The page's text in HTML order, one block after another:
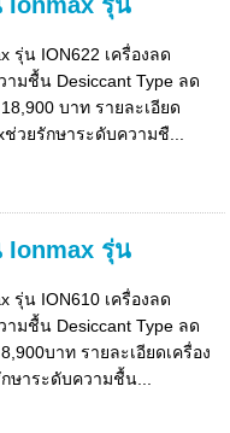
รุ่น ION622 เครื่องลด
มชื้น Desiccant Type ลด
บาท รายละเอียด
วยรักษาระดับความชื...
Ionmax รุ่น
รุ่น ION610 เครื่องลด
มชื้น Desiccant Type ลด
บาท รายละเอียดเครื่อง
ษาระดับความชื้น...